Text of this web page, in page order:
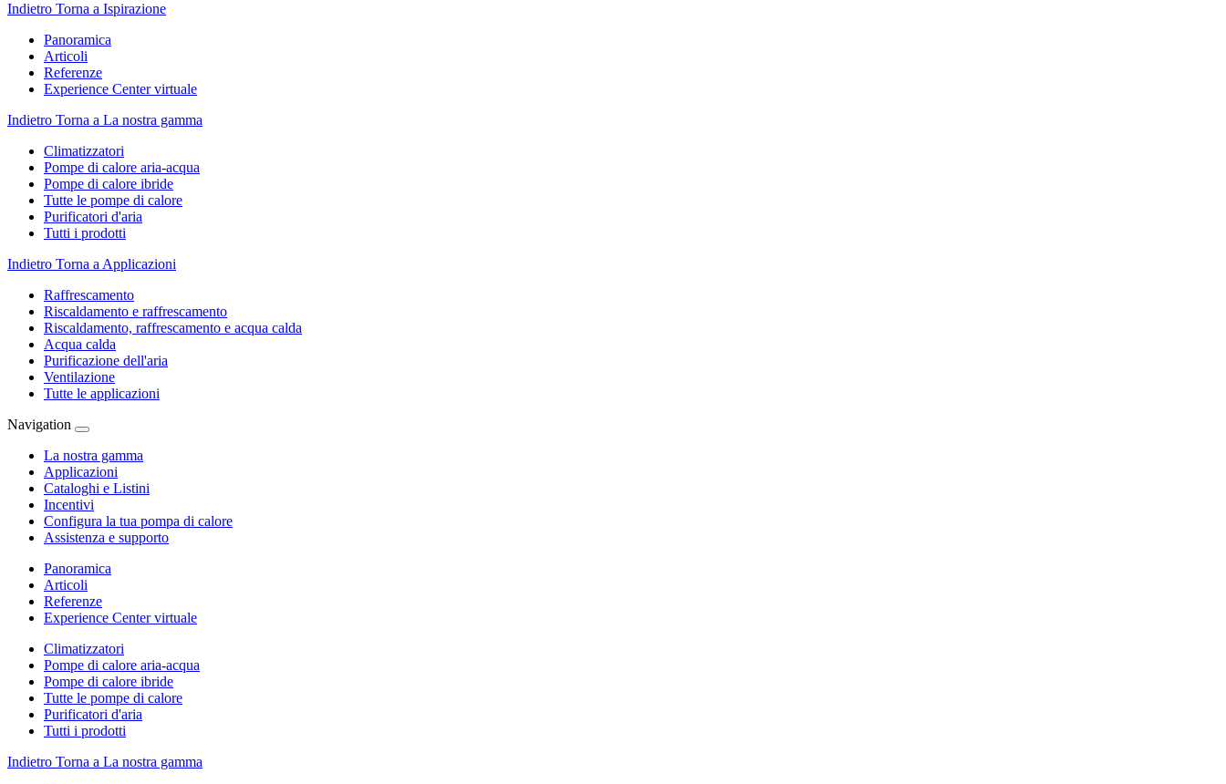
Indietro Torna a Ispirazione
Panoramica
Articoli
Referenze
Experience Center virtuale
Indietro Torna a La nostra gamma
Climatizzatori
Pompe di calore aria-acqua
Pompe di calore ibride
Tutte le pompe di calore
Purificatori d'aria
Tutti i prodotti
Indietro Torna a Applicazioni
Raffrescamento
Riscaldamento e raffrescamento
Riscaldamento, raffrescamento e acqua calda
Acqua calda
Purificazione dell'aria
Ventilazione
Tutte le applicazioni
Navigation
La nostra gamma
Applicazioni
Cataloghi e Listini
Incentivi
Configura la tua pompa di calore
Assistenza e supporto
Panoramica
Articoli
Referenze
Experience Center virtuale
Climatizzatori
Pompe di calore aria-acqua
Pompe di calore ibride
Tutte le pompe di calore
Purificatori d'aria
Tutti i prodotti
Indietro Torna a La nostra gamma